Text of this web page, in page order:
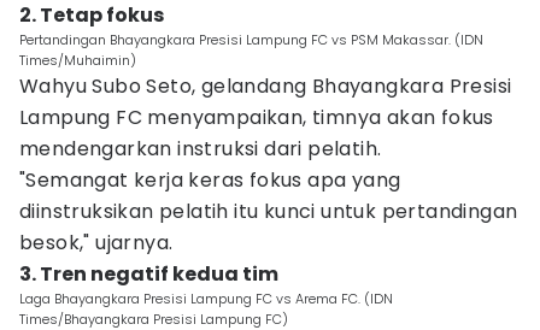
2. Tetap fokus
Pertandingan Bhayangkara Presisi Lampung FC vs PSM Makassar. (IDN
Times/Muhaimin)
Wahyu Subo Seto, gelandang Bhayangkara Presisi
Lampung FC menyampaikan, timnya akan fokus
mendengarkan instruksi dari pelatih.
"Semangat kerja keras fokus apa yang
diinstruksikan pelatih itu kunci untuk pertandingan
besok," ujarnya.
3. Tren negatif kedua tim
Laga Bhayangkara Presisi Lampung FC vs Arema FC. (IDN
Times/Bhayangkara Presisi Lampung FC)